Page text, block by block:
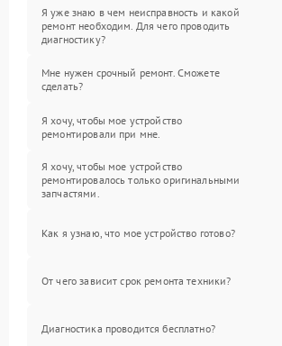
Я уже знаю в чем неисправность и какой
ремонт необходим. Для чего проводить
диагностику?
Мне нужен срочный ремонт. Сможете
сделать?
Я хочу, чтобы мое устройство
ремонтировали при мне.
Я хочу, чтобы мое устройство
ремонтировалось только оригинальными
запчастями.
Как я узнаю, что мое устройство готово?
От чего зависит срок ремонта техники?
Диагностика проводится бесплатно?